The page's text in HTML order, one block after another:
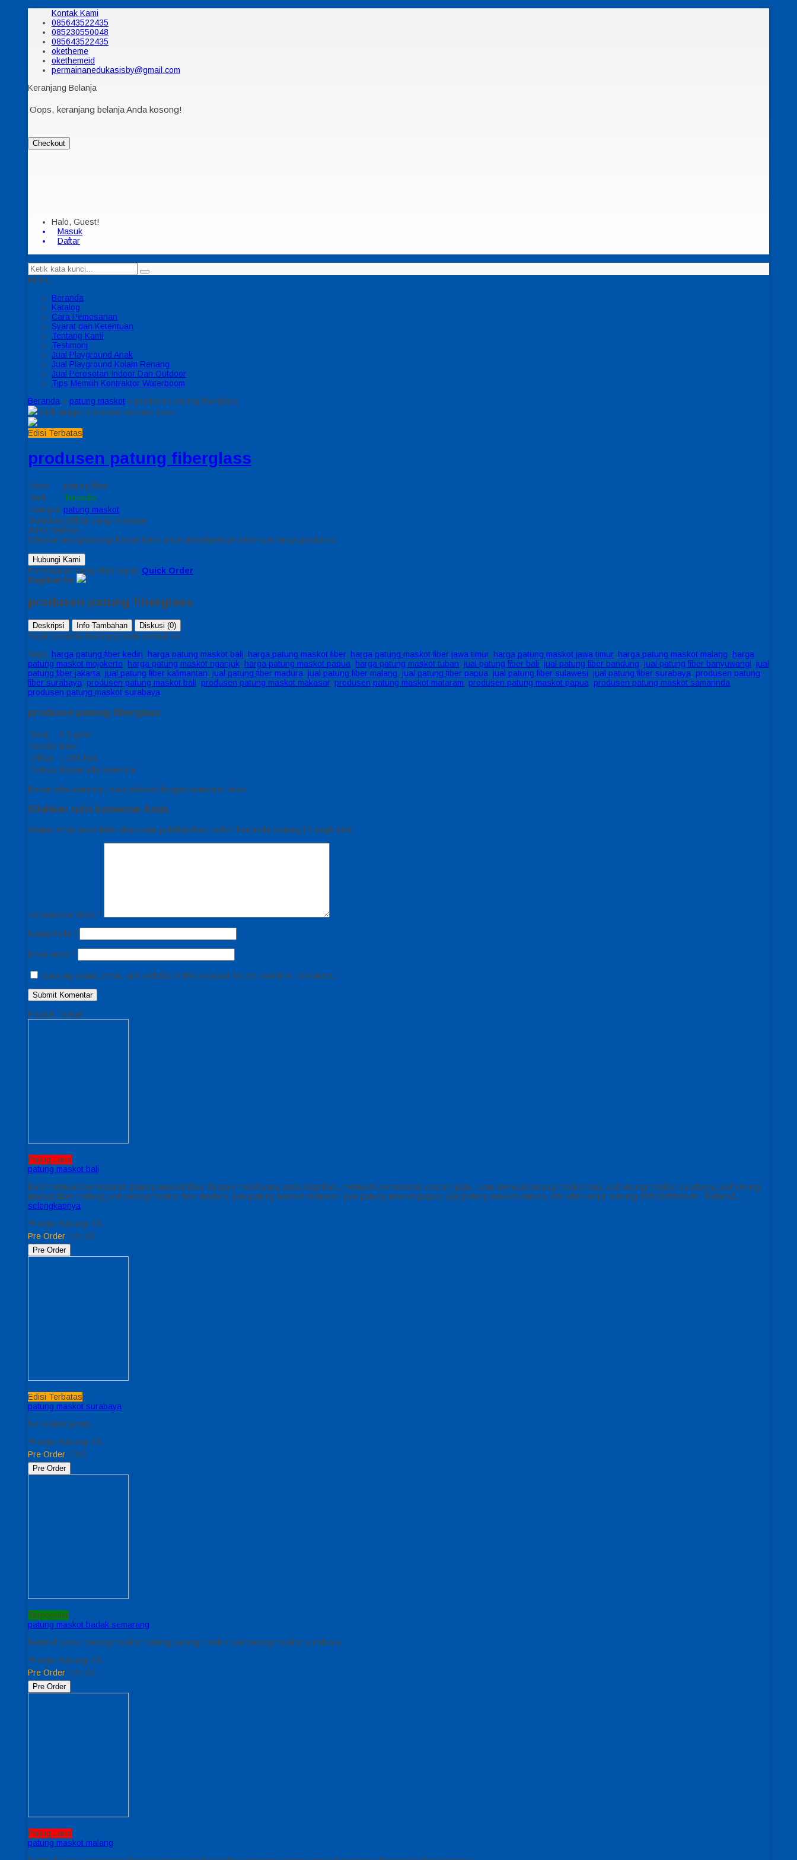
Kontak Kami
085643522435
085230550048
085643522435
oketheme
okethemeid
permainanedukasisby@gmail.com
Keranjang Belanja
Oops, keranjang belanja Anda kosong!
Checkout
Halo, Guest!
Masuk
Daftar
MENU
Beranda
Katalog
Cara Pemesanan
Syarat dan Ketentuan
Tentang Kami
Testimoni
Jual Playground Anak
Jual Playground Kolam Renang
Jual Perosotan Indoor Dan Outdoor
Tips Memilih Kontraktor Waterboom
Beranda » patung maskot » produsen patung fiberglass
click image to preview activate zoom
Edisi Terbatas
produsen patung fiberglass
Kode
patung fiber
Stok
Tersedia
Kategori patung maskot
Tentukan pilihan yang tersedia!
INFO HARGA
Silahkan menghubungi kontak kami untuk mendapatkan informasi harga produk ini.
Hubungi Kami
Pemesanan yang lebih cepat! Quick Order
Bagikan ke
produsen patung fiberglass
Deskripsi Info Tambahan Diskusi (0)
Tidak tersedia deskripsi pada produk ini.
Tags: harga patung fiber kediri, harga patung maskot bali, harga patung maskot fiber, harga patung maskot fiber jawa timur, harga patung maskot jawa timur, harga patung maskot malang, harga
patung maskot mojokerto, harga patung maskot nganjuk, harga patung maskot papua, harga patung maskot tuban, jual patung fiber bali, jual patung fiber bandung, jual patung fiber banyuwangi, jual
patung fiber jakarta, jual patung fiber kalimantan, jual patung fiber madura, jual patung fiber malang, jual patung fiber papua, jual patung fiber sulawesi, jual patung fiber surabaya, produsen patung
fiber surabaya, produsen patung maskot bali, produsen patung maskot makasar, produsen patung maskot mataram, produsen patung maskot papua, produsen patung maskot samarinda,
produsen patung maskot surabaya
produsen patung fiberglass
Berat
0.5 gram
Kondisi Baru
Dilihat
1.389 kali
Diskusi Belum ada komentar
Belum ada komentar, buka diskusi dengan komentar Anda.
Silahkan tulis komentar Anda
Alamat email Anda tidak akan kami publikasikan. Kolom bertanda bintang (*) wajib diisi.
Isi komentar Anda *
Nama Anda *
Email Anda *
Save my name, email, and website in this browser for the next time I comment.
Produk Terkait
Paling Laris
patung maskot bali
kami melayani pemesanan patung maskot fiber dengan model yang anda inginkan , melayani pemesanan costum juga . kami menjual patung maskot bali, jual patung maskot surabaya, jual patung
maskot fiber malang, jual patung maskot fiber madura, jual patung maskot sulawesi, jual patung maskot papua, jual patung maskot ambon. info lebih lanjut hubungi 085230550048 Related…
selengkapnya
*Harga Hubungi CS
Pre Order / pm 03
Pre Order
Edisi Terbatas
patung maskot surabaya
No related posts.
*Harga Hubungi CS
Pre Order / 095
Pre Order
Terpopuler
patung maskot badak semarang
Related posts: patung maskot malang patung maskot bali patung maskot surabaya
*Harga Hubungi CS
Pre Order / pm 04
Pre Order
Paling Laris
patung maskot malang